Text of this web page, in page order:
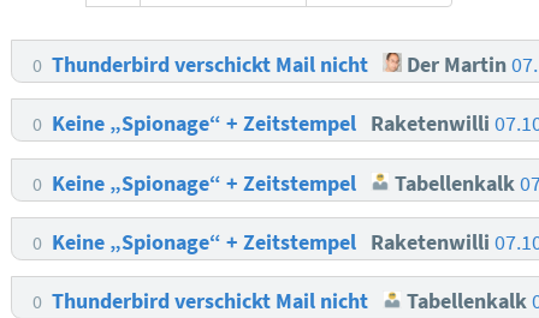
0 Thunderbird verschickt Mail nicht Der Martin
0 Keine „Spionage“ + Zeitstempel Raketenwilli
0 Keine „Spionage“ + Zeitstempel Tabellenkalk
0 Keine „Spionage“ + Zeitstempel Raketenwilli
0 Thunderbird verschickt Mail nicht Tabellenkalk